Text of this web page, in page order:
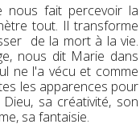
nous fait percevoir la
tout. Il transforme
de la mort à la vie.
nous dit Marie dans
ne l'a vécu et comme
les apparences pour
sa créativité, son
sa fantaisie.